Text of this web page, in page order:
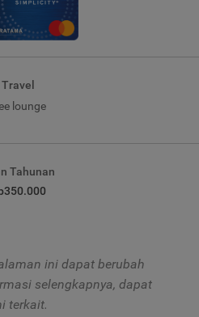
Travel
lounge
Tahunan
ini dapat berubah
selengkapnya, dapat
terkait.